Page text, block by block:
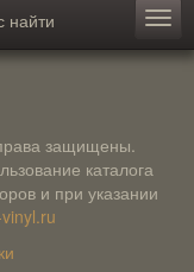
найти
защищены.
каталога
и при указании